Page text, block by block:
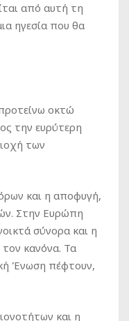
από αυτή τη
ηγεσία που θα
οκτώ
την ευρύτερη
των
και η αποφυγή,
Στην Ευρώπη
σύνορα και η
κανόνα. Τα
Ένωση πέφτουν,
και η